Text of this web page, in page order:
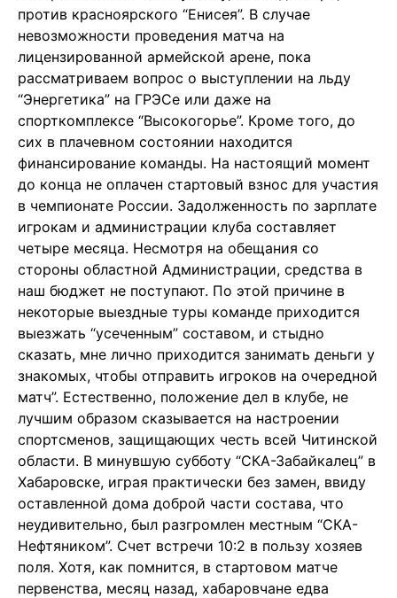
против красноярского “Енисея”. В случае
невозможности проведения матча на
лицензированной армейской арене, пока
рассматриваем вопрос о выступлении на льду
“Энергетика” на ГРЭСе или даже на
спорткомплексе “Высокогорье”. Кроме того, до
сих в плачевном состоянии находится
финансирование команды. На настоящий момент
до конца не оплачен стартовый взнос для участия
в чемпионате России. Задолженность по зарплате
игрокам и администрации клуба составляет
четыре месяца. Несмотря на обещания со
стороны областной Администрации, средства в
наш бюджет не поступают. По этой причине в
некоторые выездные туры команде приходится
выезжать “усеченным” составом, и стыдно
сказать, мне лично приходится занимать деньги у
знакомых, чтобы отправить игроков на очередной
матч”. Естественно, положение дел в клубе, не
лучшим образом сказывается на настроении
спортсменов, защищающих честь всей Читинской
области. В минувшую субботу “СКА-Забайкалец” в
Хабаровске, играя практически без замен, ввиду
оставленной дома доброй части состава, что
неудивительно, был разгромлен местным “СКА-
Нефтяником”. Счет встречи 10:2 в пользу хозяев
поля. Хотя, как помнится, в стартовом матче
первенства, месяц назад, хабаровчане едва